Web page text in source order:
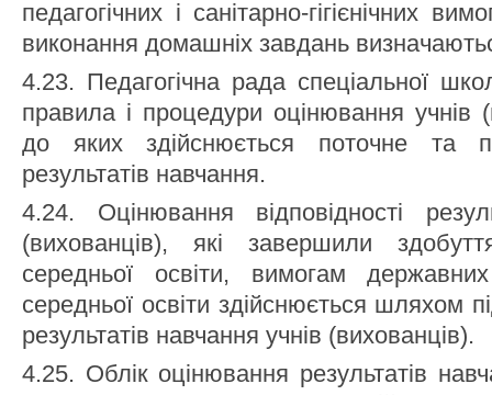
педагогічних і санітарно-гігієнічних
виконання домашніх завдань
4.23. Педагогічна рада спеціальної
правила і процедури оцінювання учнів
до яких здійснюється поточне та
результатів навчання.
4.24. Оцінювання відповідності
(вихованців), які завершили
середньої освіти, вимогам державних
середньої освіти здійснюється шляхом
результатів навчання учнів (вихованців).
4.25. Облік оцінювання результатів